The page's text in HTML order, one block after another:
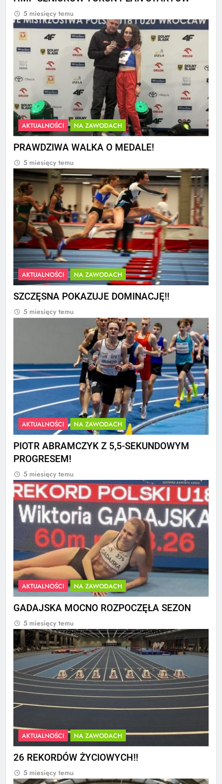
5 miesięcy temu
AKTUALNOŚCI NA ZAWODACH
PRAWDZIWA WALKA O MEDALE!
5 miesięcy temu
AKTUALNOŚCI NA ZAWODACH
SZCZĘSNA POKAZUJE DOMINACJĘ!!
5 miesięcy temu
AKTUALNOŚCI NA ZAWODACH
PIOTR ABRAMCZYK Z 5,5-SEKUNDOWYM
PROGRESEM!
5 miesięcy temu
AKTUALNOŚCI NA ZAWODACH
GADAJSKA MOCNO ROZPOCZĘŁA SEZON
5 miesięcy temu
AKTUALNOŚCI NA ZAWODACH
26 REKORDÓW ŻYCIOWYCH!!
5 miesięcy temu